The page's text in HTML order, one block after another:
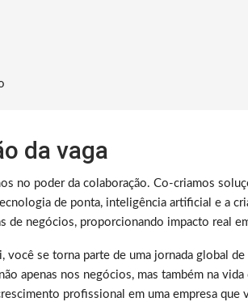
da vaga
no poder da colaboração. Co-criamos
de ponta, inteligência artificial e a
de negócios, proporcionando impacto real
você se torna parte de uma jornada global
apenas nos negócios, mas também na
profissional em uma empresa que